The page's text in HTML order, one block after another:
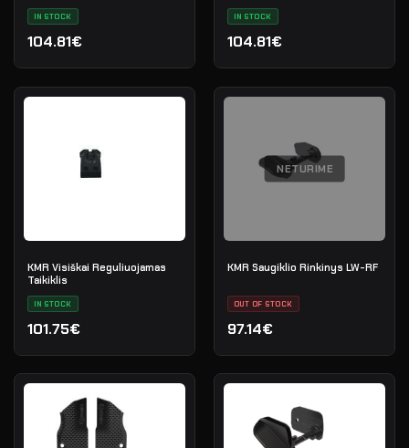
IN STOCK
104.81€
IN STOCK
104.81€
KMR Visiškai Reguliuojamas
Taikiklis
IN STOCK
101.75€
NETURIME
KMR Saugiklio Rinkinys LW-RF
OUT OF STOCK
97.14€